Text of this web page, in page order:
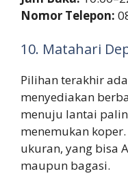
Nomor Telepon:
10. Matahari
Pilihan terakhir
menyediakan
menuju lantai
menemukan
ukuran, yang bisa
maupun bagasi.